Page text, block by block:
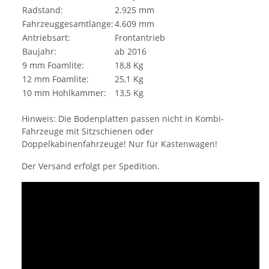
Radstand:
2.925 mm
Fahrzeuggesamtlänge:4.609 mm
Antriebsart:
Frontantrieb
Baujahr:
ab 2016
9 mm Foamlite:
18,8 Kg
12 mm Foamlite:
25,1 Kg
10 mm Hohlkammer:
13,5 Kg
Hinweis: Die Bodenplatten passen nicht in Kombi-
Fahrzeuge mit Sitzschienen oder
Doppelkabinenfahrzeuge! Nur für Kastenwagen!
Der Versand erfolgt per Spedition.